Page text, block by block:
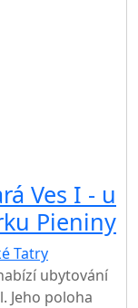
Ves I - u
Pieniny
Tatry
ubytování
Jeho poloha